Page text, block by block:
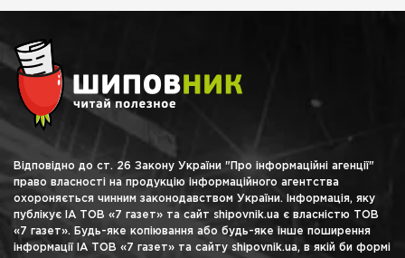
Відповідно до ст. 26 Закону України "Про інформаційні агенції"
право власності на продукцію інформаційного агентства
охороняється чинним законодавством України. Інформація, яку
публікує ІА ТОВ «7 газет» та сайт shipovnik.ua є власністю ТОВ
«7 газет». Будь-яке копіювання або будь-яке інше поширення
інформації ІА ТОВ «7 газет» та сайту shipovnik.ua, в якій би формі